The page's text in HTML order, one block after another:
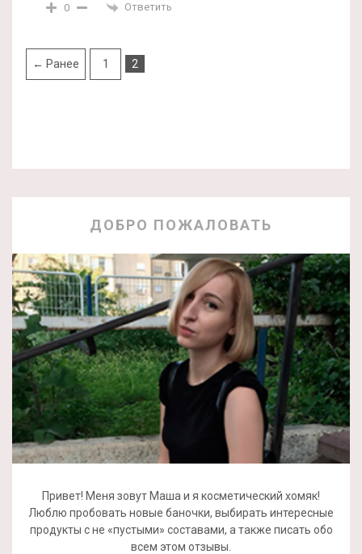
0 Ответить
← Ранее 1 2
ДОБРО ПОЖАЛОВАТЬ
Привет! Меня зовут Маша и я косметический хомяк!
Люблю пробовать новые баночки, выбирать интересные
продукты с не «пустыми» составами, а также писать обо
всем этом отзывы.